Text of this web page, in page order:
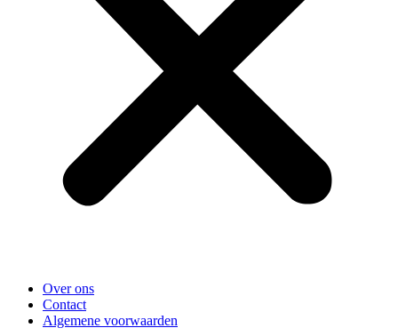
Over ons
Contact
Algemene voorwaarden